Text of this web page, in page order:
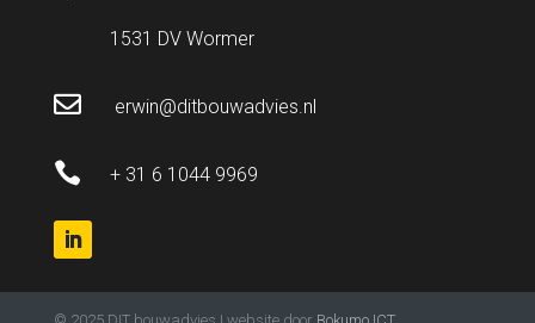
1531 DV Wormer
 erwin@ditbouwadvies.nl
 + 31 6 1044 9969